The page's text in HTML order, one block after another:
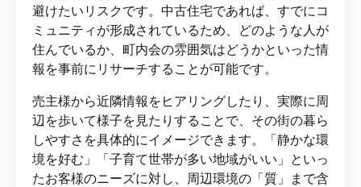
避けたいリスクです。中古住宅であれば、すでにコ
ミュニティが形成されているため、どのような人が
住んでいるか、町内会の雰囲気はどうかといった情
報を事前にリサーチすることが可能です。
売主様から近隣情報をヒアリングしたり、実際に周
辺を歩いて様子を見たりすることで、その街の暮ら
しやすさを具体的にイメージできます。「静かな環
境を好む」「子育て世帯が多い地域がいい」といっ
たお客様のニーズに対し、周辺環境の「質」まで含